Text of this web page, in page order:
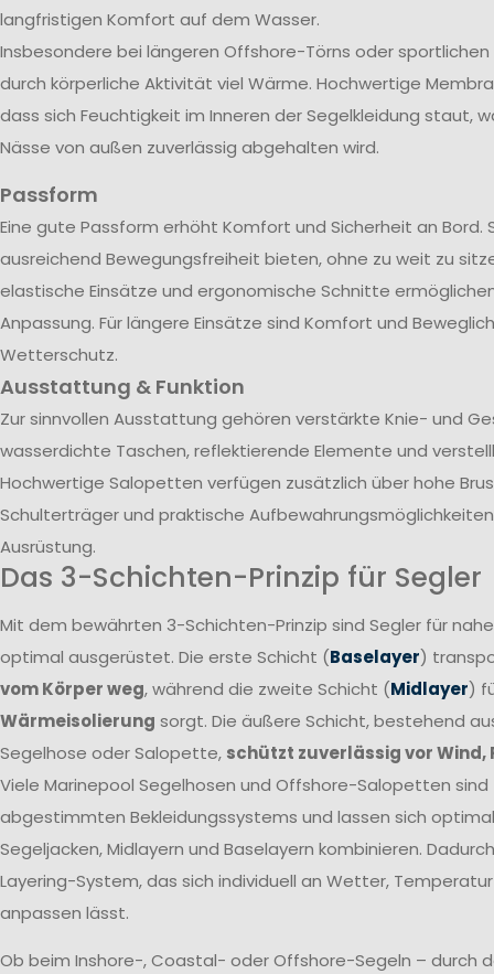
langfristigen Komfort auf dem Wasser.
Insbesondere bei längeren Offshore-Törns oder
durch körperliche Aktivität viel Wärme. Hochwertige
dass sich Feuchtigkeit im Inneren der Segelkleidung staut,
Nässe von außen zuverlässig abgehalten wird.
Passform
Eine gute Passform erhöht Komfort und Sicherheit an Bord.
ausreichend Bewegungsfreiheit bieten, ohne zu weit zu
elastische Einsätze und ergonomische Schnitte
Anpassung. Für längere Einsätze sind Komfort und
Wetterschutz.
Ausstattung & Funktion
Zur sinnvollen Ausstattung gehören verstärkte Knie- und
wasserdichte Taschen, reflektierende Elemente und
Hochwertige Salopetten verfügen zusätzlich über hohe
Schulterträger und praktische
Ausrüstung.
Das 3-Schichten-Prinzip für Segler
Mit dem bewährten 3-Schichten-Prinzip sind Segler für
optimal ausgerüstet. Die erste Schicht (Baselayer)
vom Körper weg, während die zweite Schicht (Midlayer)
Wärmeisolierung sorgt. Die äußere Schicht, bestehend
Segelhose oder Salopette, schützt zuverlässig vor Wind,
Viele Marinepool Segelhosen und Offshore-Salopetten sind
abgestimmten Bekleidungssystems und lassen sich
Segeljacken, Midlayern und Baselayern kombinieren.
Layering-System, das sich individuell an Wetter,
anpassen lässt.
Ob beim Inshore-, Coastal- oder Offshore-Segeln – durch